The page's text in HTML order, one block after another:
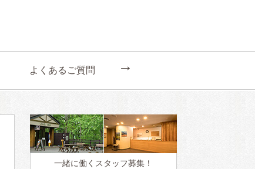
よくあるご質問 ←
一緒に働く スタッフ募集！